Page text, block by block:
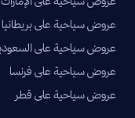
عروض سياحية على بريطانيا
عروض سياحية على
عروض سياحية على فرنسا
عروض سياحية على قطر